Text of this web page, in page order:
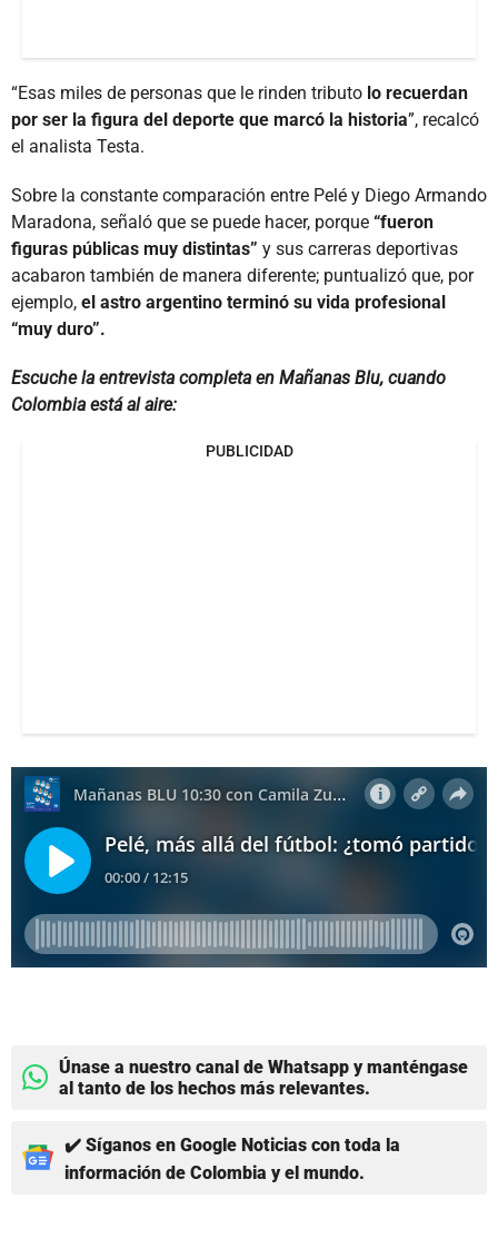
“Esas miles de personas que le rinden tributo lo recuerdan
por ser la figura del deporte que marcó la historia”, recalcó
el analista Testa.
Sobre la constante comparación entre Pelé y Diego Armando
Maradona, señaló que se puede hacer, porque “fueron
figuras públicas muy distintas” y sus carreras deportivas
acabaron también de manera diferente; puntualizó que, por
ejemplo, el astro argentino terminó su vida profesional
“muy duro”.
Escuche la entrevista completa en Mañanas Blu, cuando
Colombia está al aire:
PUBLICIDAD
Únase a nuestro canal de Whatsapp y manténgase
al tanto de los hechos más relevantes.
✔️ Síganos en Google Noticias con toda la
información de Colombia y el mundo.